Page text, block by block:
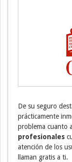
De su seguro
prácticamente
problema cuanto
profesionales
atención de los
llaman gratis a ti.